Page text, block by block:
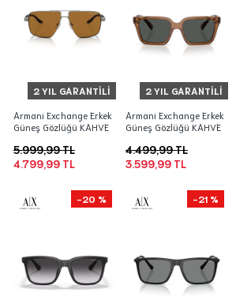
2 YIL GARANTILI
Armani Exchange Erkek
Güneş Gözlüğü KAHVE
4.799,99 TL
5.999,99 TL
2 YIL GARANTILI
Armani Exchange Erkek
Güneş Gözlüğü KAHVE
3.599,99 TL
4.499,99 TL
-20 % -21 %